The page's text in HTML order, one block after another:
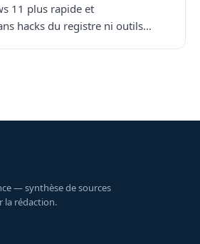
11 plus rapide et
hacks du registre ni outils…
— synthèse de sources
la rédaction.